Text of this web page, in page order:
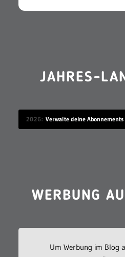
JAHRES-
2026 Verwalte deine Abonnements
WERBUNG
Um Werbung im Blog